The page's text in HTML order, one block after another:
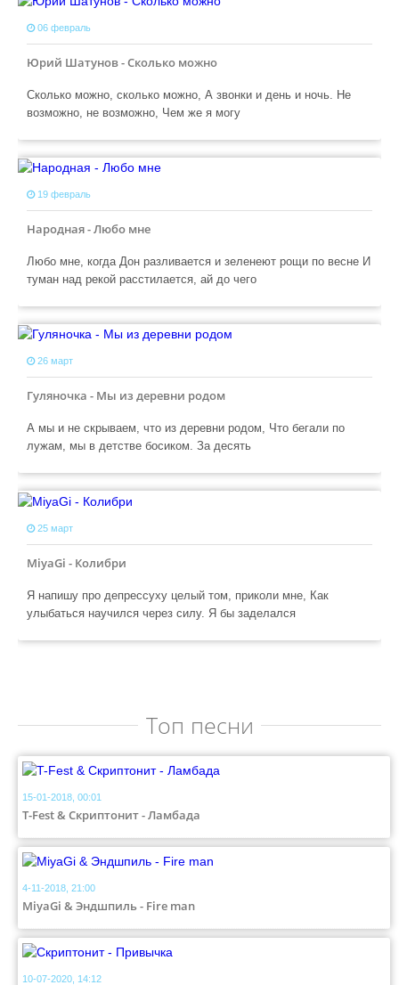
06 февраль
Юрий Шатунов - Сколько можно
Сколько можно, сколько можно, А звонки и день и ночь. Не
возможно, не возможно, Чем же я могу
19 февраль
Народная - Любо мне
Любо мне, когда Дон разливается и зеленеют рощи по весне И
туман над рекой расстилается, ай до чего
26 март
Гуляночка - Мы из деревни родом
А мы и не скрываем, что из деревни родом, Что бегали по
лужам, мы в детстве босиком. За десять
25 март
MiyaGi - Колибри
Я напишу про депрессуху целый том, приколи мне, Как
улыбаться научился через силу. Я бы заделался
Топ песни
15-01-2018, 00:01
T-Fest & Скриптонит - Ламбада
4-11-2018, 21:00
MiyaGi & Эндшпиль - Fire man
10-07-2020, 14:12